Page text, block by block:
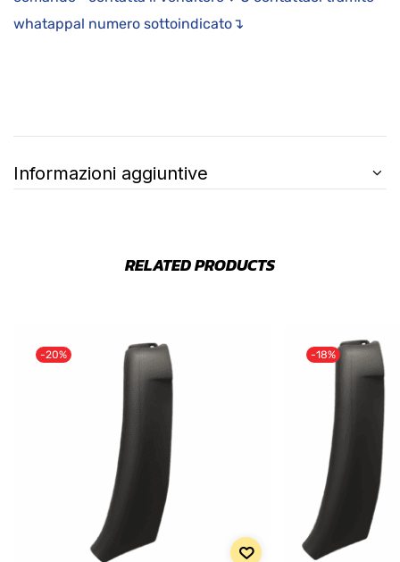
whatappal numero sottoindicato↴
Informazioni aggiuntive
RELATED PRODUCTS
-20% -18%